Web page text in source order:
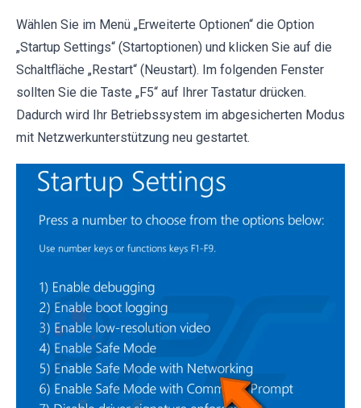
Wählen Sie im Menü „Erweiterte Optionen“ die Option
„Startup Settings“ (Startoptionen) und klicken Sie auf die
Schaltfläche „Restart“ (Neustart). Im folgenden Fenster
sollten Sie die Taste „F5“ auf Ihrer Tastatur drücken.
Dadurch wird Ihr Betriebssystem im abgesicherten Modus
mit Netzwerkunterstützung neu gestartet.